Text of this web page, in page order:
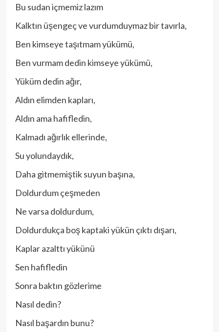
Bu sudan içmemiz lazım
Kalktın üşengeç ve vurdumduymaz bir tavırla,
Ben kimseye taşıtmam yükümü,
Ben vurmam dedin kimseye yükümü,
Yüküm dedin ağır,
Aldın elimden kapları,
Aldın ama hafifledin,
Kalmadı ağırlık ellerinde,
Su yolundaydık,
Daha gitmemiştik suyun başına,
Doldurdum çeşmeden
Ne varsa doldurdum,
Doldurdukça boş kaptaki yükün çıktı dışarı,
Kaplar azalttı yükünü
Sen hafifledin
Sonra baktın gözlerime
Nasıl dedin?
Nasıl başardın bunu?